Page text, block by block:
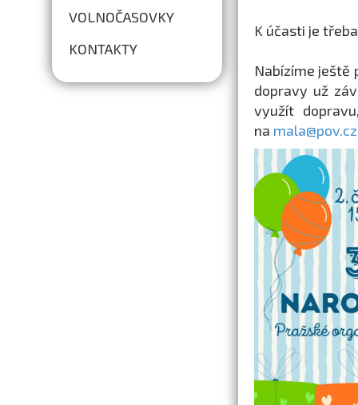
VOLNOČASOVKY
KONTAKTY
K účasti je
Nabízíme ještě
dopravy už
využít
na mala@pov.cz